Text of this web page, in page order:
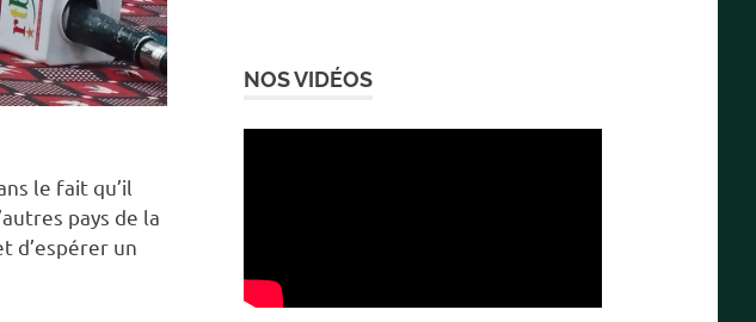
le fait qu’il
pays de la
d’espérer un
NOS VIDÉOS